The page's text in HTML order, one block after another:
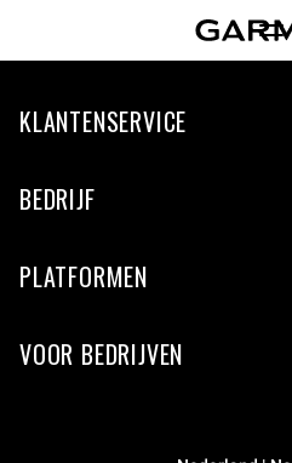
KLANTENSERVICE
BEDRIJF
PLATFORMEN
VOOR BEDRIJVEN